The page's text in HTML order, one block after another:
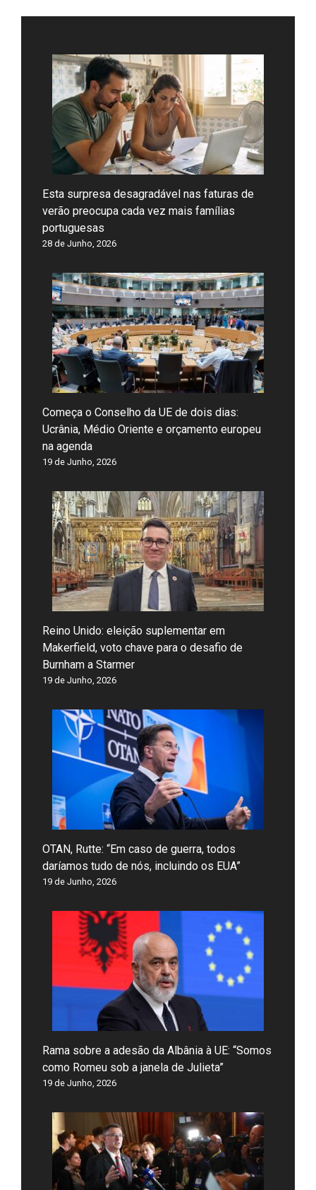
Esta surpresa desagradável nas faturas de
verão preocupa cada vez mais famílias
portuguesas
28 de Junho, 2026
Começa o Conselho da UE de dois dias:
Ucrânia, Médio Oriente e orçamento europeu
na agenda
19 de Junho, 2026
Reino Unido: eleição suplementar em
Makerfield, voto chave para o desafio de
Burnham a Starmer
19 de Junho, 2026
OTAN, Rutte: “Em caso de guerra, todos
daríamos tudo de nós, incluindo os EUA”
19 de Junho, 2026
Rama sobre a adesão da Albânia à UE: “Somos
como Romeu sob a janela de Julieta”
19 de Junho, 2026